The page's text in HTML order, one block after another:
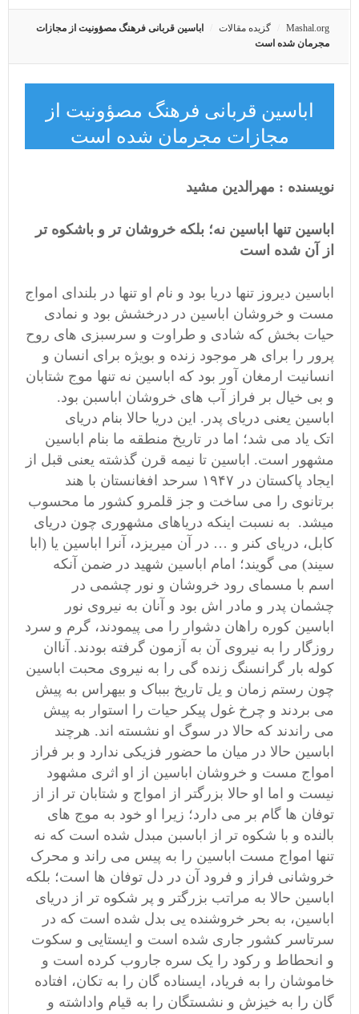
Mashal.org گزیده مقالات
اباسین قربانی فرهنگ مصؤونیت از مجازات
مجرمان شده است
اباسین قربانی فرهنگ مصؤونیت از
مجازات مجرمان شده است
نویسنده : مهرالدین مشید
اباسین تنها اباسین نه؛ بلکه خروشان تر و باشکوه تر
از آن شده است
اباسین دیروز تنها دریا بود و نام او تنها در بلندای امواج
مست و خروشان اباسین در درخشش بود و نمادی
حیات بخش که شادی و طراوت و سرسبزی های روح
پرور را برای هر موجود زنده و بویژه برای انسان و
انسانیت ارمغان آور بود که اباسین نه تنها موج شتابان
و بی خیال بر فراز آب های خروشان اباسبن بود.
اباسین یعنی دریای پدر. این دریا حالا بنام دریای
اتک یاد می شد؛ اما در تاریخ منطقه ما بنام اباسین
مشهور است. اباسین تا نیمه قرن گذشته یعنی قبل از
ایجاد پاکستان در ۱۹۴۷ سرحد افغانستان با هند
برتانوی را می ساخت و جز قلمرو کشور ما محسوب
میشد. به نسبت اینکه دریاهای مشهوری چون دریای
کابل، دریای کنر و … در آن میریزد، آنرا اباسین یا (ابا
سیند) می گویند؛
امام اباسین شهید در ضمن آنکه
اسم با مسمای رود خروشان و نور چشمی در
چشمان پدر و مادر اش بود و آنان به نیروی نور
اباسین کوره راهان دشوار را می پیمودند، گرم و سرد
روزگار را به نیروی آن به آزمون گرفته بودند. آناان
کوله بار گرانسنگ زنده گی را به نیروی محبت اباسین
چون رستم زمان و یل تاریخ ببباک و بیهراس به پیش
می بردند و چرخ غول پیکر حیات را استوار به پیش
می راندند که حالا در سوگ او نشسته اند. هرچند
اباسین حالا در میان ما حضور فزیکی ندارد و بر فراز
امواج مست و خروشان اباسین از او اثری مشهود
نیست و اما او حالا بزرگتر از امواج و شتابان تر از از
توفان ها گام بر می دارد؛ زیرا او خود به موج های
بالنده و با شکوه تر از اباسبن مبدل شده است که نه
تنها امواج مست اباسین را به پیس می راند و محرک
خروشانی فراز و فرود آن در دل توفان ها است؛ بلکه
اباسین حالا به مراتب بزرگتر و پر شکوه تر از دریای
اباسین، به بحر خروشنده یی بدل شده است که در
سرتاسر کشور جاری شده است و ایستایی و سکوت
و انحطاط و رکود را یک سره جاروب کرده است و
خاموشان را به فریاد، ایسناده گان را به تکان، افتاده
گان را به خیزش و نشستگان را به قیام واداشته و